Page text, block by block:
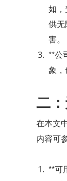
如
供
害。
**公
象，
二
在本文
内容可
**可